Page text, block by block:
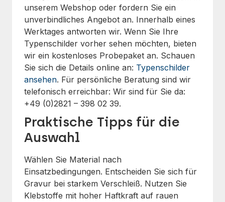
unserem Webshop oder fordern Sie ein
unverbindliches Angebot an. Innerhalb eines
Werktages antworten wir. Wenn Sie Ihre
Typenschilder vorher sehen möchten, bieten
wir ein kostenloses Probepaket an. Schauen
Sie sich die Details online an: Typenschilder
ansehen. Für persönliche Beratung sind wir
telefonisch erreichbar: Wir sind für Sie da:
+49 (0)2821 – 398 02 39.
Praktische Tipps für die
Auswahl
Wählen Sie Material nach
Einsatzbedingungen. Entscheiden Sie sich für
Gravur bei starkem Verschleiß. Nutzen Sie
Klebstoffe mit hoher Haftkraft auf rauen